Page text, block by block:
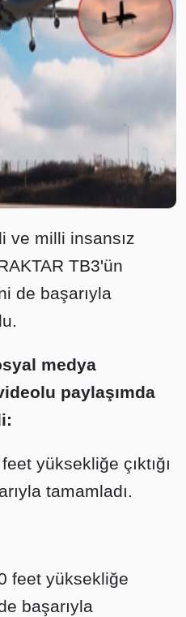
ve milli insansız
TB3'ün
de başarıyla
medya
paylaşımda
yüksekliğe çıktığı
tamamladı.
feet yüksekliğe
başarıyla